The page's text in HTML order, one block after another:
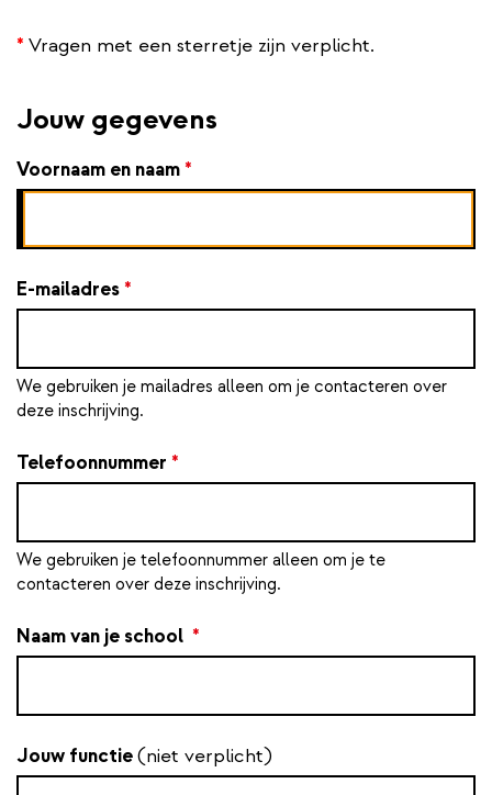
* Vragen met een sterretje zijn verplicht.
Jouw gegevens
Voornaam en naam *
E-mailadres *
We gebruiken je mailadres alleen om je contacteren over
deze inschrijving.
Telefoonnummer *
We gebruiken je telefoonnummer alleen om je te
contacteren over deze inschrijving.
Naam van je school *
Jouw functie(niet verplicht)